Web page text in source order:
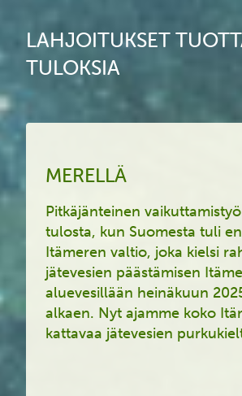
LAHJOITUKSET
TULOKSIA
MERELLÄ
Pitkäjänteinen
tulosta, kun Suomesta tuli
Itämeren valtio, joka kielsi
jätevesien päästämisen
aluevesillään heinäkuun
alkaen. Nyt ajamme koko
kattavaa jätevesien